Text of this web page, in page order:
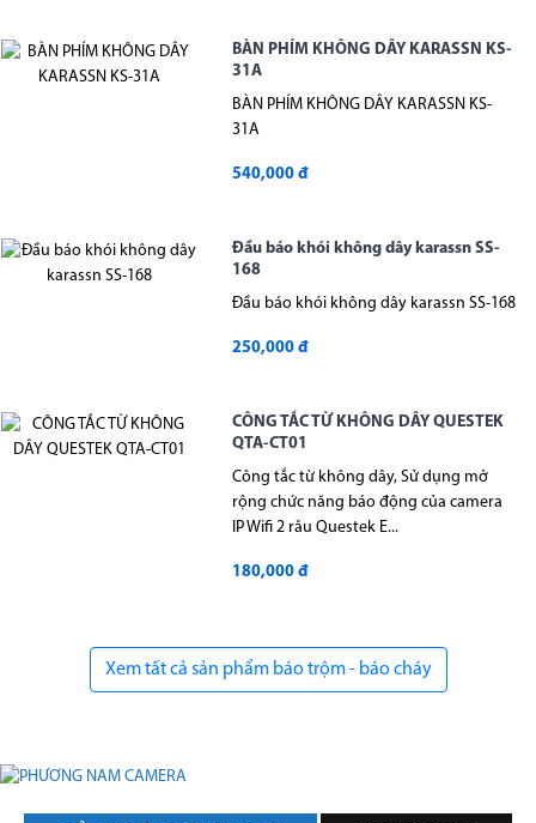
BÀN PHÍM KHÔNG DÂY KARASSN KS-
31A
BÀN PHÍM KHÔNG DÂY KARASSN KS-
31A
540,000 đ
Đầu báo khói không dây karassn SS-
168
Đầu báo khói không dây karassn SS-168
250,000 đ
CÔNG TẮC TỪ KHÔNG DÂY QUESTEK
QTA-CT01
Công tắc từ không dây, Sử dụng mở
rộng chức năng báo động của camera
IP Wifi 2 râu Questek E...
180,000 đ
Xem tất cả sản phẩm báo trộm - báo cháy